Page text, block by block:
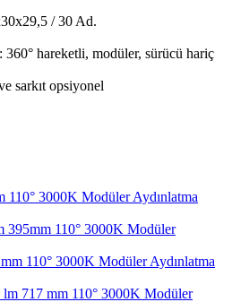
/ 30 Ad.
hareketli, modüler, sürücü hariç
sarkıt opsiyonel
395mm 110° 3000K Modüler
717 mm 110° 3000K Modüler